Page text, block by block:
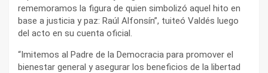
rememoramos la figura de quien simbolizó aquel hito en
base a justicia y paz: Raúl Alfonsín”, tuiteó Valdés luego
del acto en su cuenta oficial.
“Imitemos al Padre de la Democracia para promover el
bienestar general y asegurar los beneficios de la libertad